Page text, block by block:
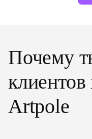
Почему
Artpole